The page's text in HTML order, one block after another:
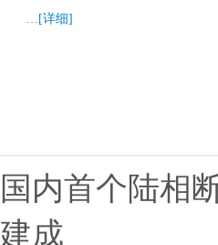
… [详细]
国内首个陆相
建成